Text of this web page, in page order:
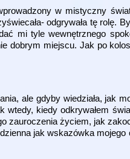
w mistyczny
odgrywała tę rolę.
mi tyle wewnętrznego
dobrym miejscu. Jak po
ale gdyby wiedziała, jak
wtedy, kiedy odkrywałem
zauroczenia życiem, jak
jak wskazówka